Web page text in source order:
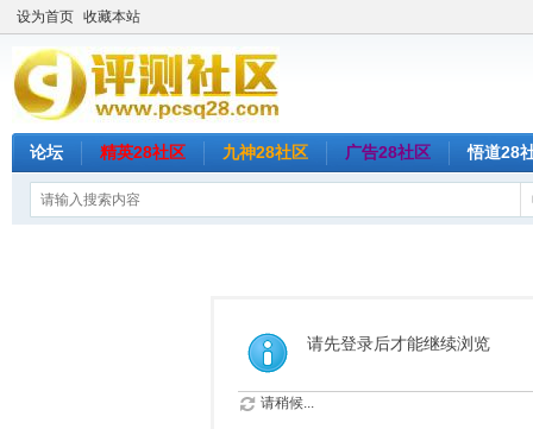
设为首页 收藏本站
论坛 精英28社区 九神28社区 广告28社区 悟道28
请先登录后才能继续浏览
请稍候...